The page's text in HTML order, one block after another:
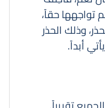
تواجهها حقاً،
وذلك الحذر
أبداً.